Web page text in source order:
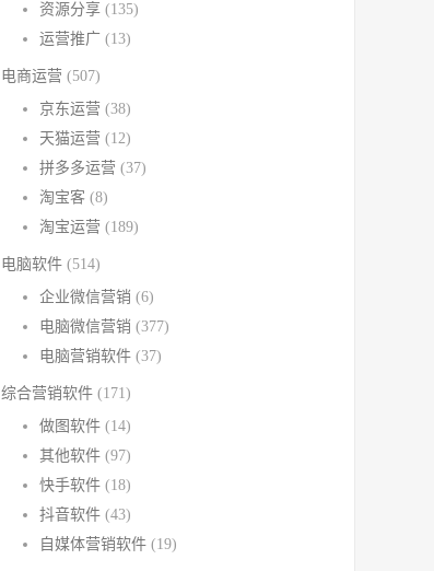
资源分享 (135)
运营推广 (13)
电商运营 (507)
京东运营 (38)
天猫运营 (12)
拼多多运营 (37)
淘宝客 (8)
淘宝运营 (189)
电脑软件 (514)
企业微信营销 (6)
电脑微信营销 (377)
电脑营销软件 (37)
综合营销软件 (171)
做图软件 (14)
其他软件 (97)
快手软件 (18)
抖音软件 (43)
自媒体营销软件 (19)